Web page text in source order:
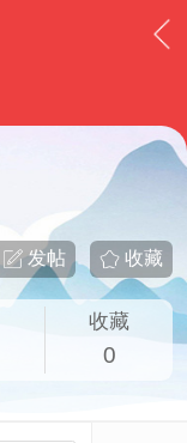
收藏
发帖
收藏
0